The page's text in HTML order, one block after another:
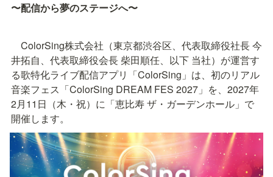
〜配信から夢のステージへ〜
ColorSing株式会社（東京都渋谷区、代表取締役社長 今
井拓自、代表取締役会長 柴田順任、以下 当社）が運営す
る歌特化ライブ配信アプリ「ColorSing」は、初のリアル
音楽フェス「ColorSing DREAM FES 2027」を、2027年
2月11日（木・祝）に「恵比寿 ザ・ガーデンホール」で
開催します。